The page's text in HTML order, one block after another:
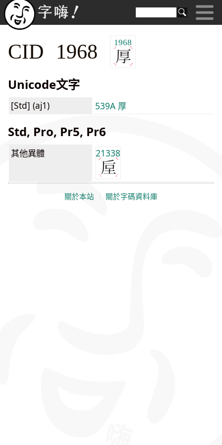
CID 1968 1968
Unicode文字
[Std] (aj1) 539A 厚
Std, Pro, Pr5, Pr6
其他異體 21338
關於本站 關於字碼資料庫